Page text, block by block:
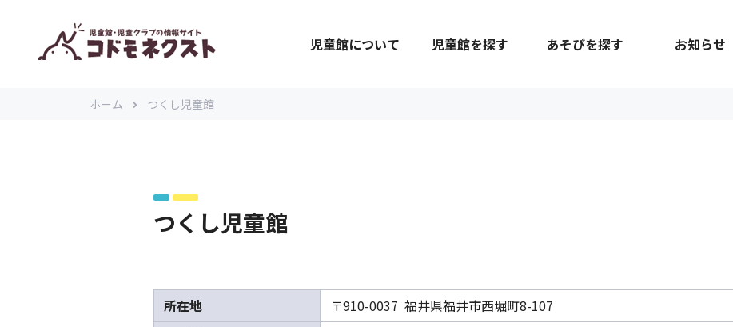
児童館について 児童館を探す あそびを探す お知らせ
ホーム つくし児童館
つくし児童館
所在地
〒910-0037 福井県福井市西堀町8-107